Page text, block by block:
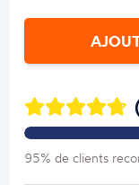
95% de clients